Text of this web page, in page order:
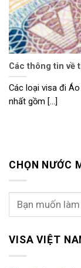
Các thông tin về
Các loại visa đi
nhất gồm [...]
CHỌN NƯỚC
VISA VIỆT